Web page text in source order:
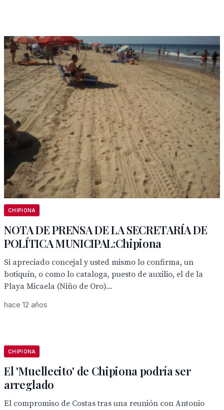
CHIPIONA
NOTA DE PRENSA DE LA SECRETARÍA DE
POLÍTICA MUNICIPAL:Chipiona
Si apreciado concejal y usted mismo lo confirma, un
botiquín, o como lo cataloga, puesto de auxilio, el de la
Playa Micaela (Niño de Oro)...
hace 12 años
CHIPIONA
El 'Muellecito' de Chipiona podría ser
arreglado
El compromiso de Costas tras una reunión con Antonio